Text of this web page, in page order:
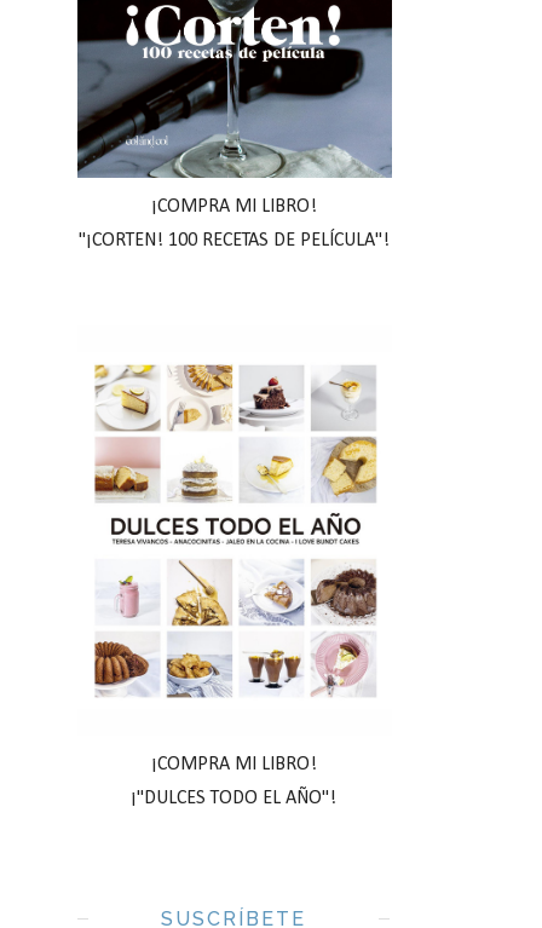
¡COMPRA MI LIBRO!
"¡CORTEN! 100 RECETAS DE PELÍCULA"!
¡COMPRA MI LIBRO!
¡"DULCES TODO EL AÑO"!
SUSCRÍBETE